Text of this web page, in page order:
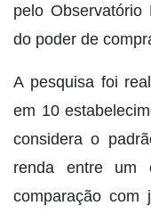
pelo
do poder de
A pesquisa foi
em 10
considera o
renda entre um
comparação com